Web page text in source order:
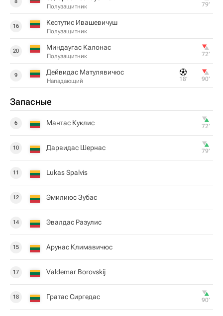
Полузащитник 79‎’‎
16 Кестутис Ивашевичуш
Полузащитник
20 Миндаугас Калонас
Полузащитник 72‎’‎
9 Дейвидас Матулявичюс
Нападающий 18‎’‎ 90‎’‎
Запасные
6 Мантас Куклис 72‎’‎
10 Дарвидас Шернас 79‎’‎
11 Lukas Spalvis
12 Эмилиюс Зубас
14 Эвалдас Разулис
15 Арунас Климавичюс
17 Valdemar Borovskij
18 Гратас Сиргедас 90‎’‎